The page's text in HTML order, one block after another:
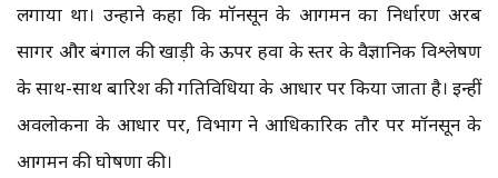
लगाया था। उन्होंने कहा कि मॉनसून के आगमन का निर्धारण अरब
सागर और बंगाल की खाड़ी के ऊपर हवा के स्‍तर के वैज्ञानिक विश्लेषण
के साथ-साथ बारिश की गतिविधियों के आधार पर किया जाता है। इन्हीं
अवलोकनों के आधार पर, विभाग ने आधिकारिक तौर पर मॉनसून के
आगमन की घोषणा की।